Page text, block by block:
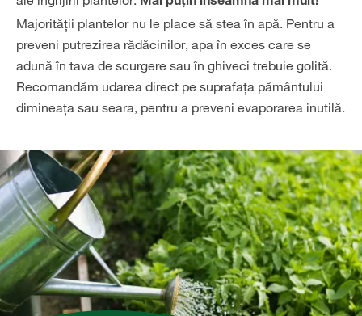
Majorității plantelor nu le place să stea în apă. Pentru a
preveni putrezirea rădăcinilor, apa în exces care se
adună în tava de scurgere sau în ghiveci trebuie golită.
Recomandăm udarea direct pe suprafața pământului
dimineața sau seara, pentru a preveni evaporarea inutilă.